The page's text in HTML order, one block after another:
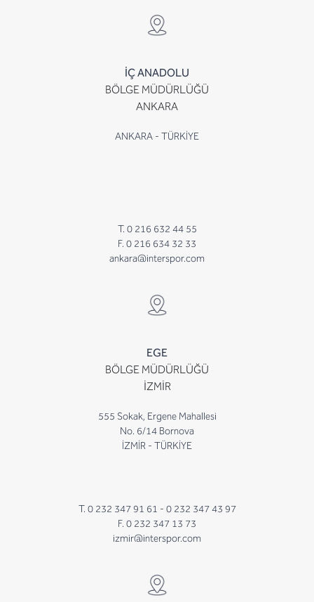
İÇ ANADOLU
BÖLGE MÜDÜRLÜĞÜ
ANKARA
ANKARA - TÜRKİYE
T. 0 216 632 44 55
F. 0 216 634 32 33
ankara@interspor.com
EGE
BÖLGE MÜDÜRLÜĞÜ
İZMİR
555 Sokak, Ergene Mahallesi
No. 6/14 Bornova
İZMİR - TÜRKİYE
T. 0 232 347 91 61 - 0 232 347 43 97
F. 0 232 347 13 73
izmir@interspor.com